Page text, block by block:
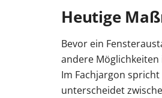
Heutige
Bevor ein
andere
Im Fachjargon
unterscheidet